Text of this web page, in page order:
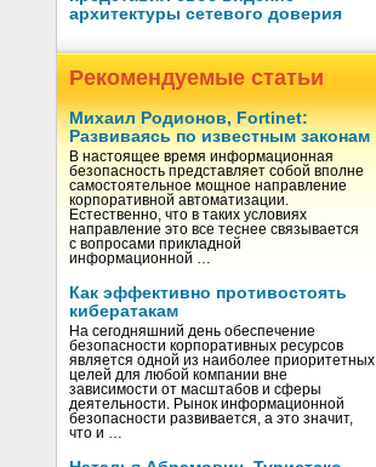
архитектуры сетевого доверия
Рекомендуемые статьи
Михаил Родионов, Fortinet:
Развиваясь по известным законам
В настоящее время информационная
безопасность представляет собой вполне
самостоятельное мощное направление
корпоративной автоматизации.
Естественно, что в таких условиях
направление это все теснее связывается
с вопросами прикладной
информационной …
Как эффективно противостоять
кибератакам
На сегодняшний день обеспечение
безопасности корпоративных ресурсов
является одной из наиболее приоритетных
целей для любой компании вне
зависимости от масштабов и сферы
деятельности. Рынок информационной
безопасности развивается, а это значит,
что и …